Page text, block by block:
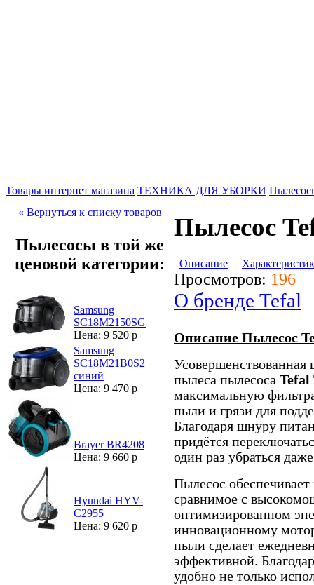
Товары интернет магазина ТЕХНИКА ДЛЯ УБОРКИ
« Вернуться к списку товаров
Пылесосы в той же
ценовой категории:
Samsung
SC18M2150SG
Цена: 9 520 р
Samsung
SC18M21B0S2
синий
Цена: 9 470 р
Brayer BR4208
Цена: 9 660 р
Hyundai HYV-
C2955
Цена: 9 620 р
Пылесос
Описание
Просмотров: 196
О бренде Tefal
Описание Пылесос
Усовершенствованная
пылеса пылесоса Tefal
максимальную
пыли и грязи для
Благодаря шнуру
придётся
один раз убраться
Пылесос обеспечивает
сравнимое с
оптимизированном
инновационному
пыли сделает
эффективной.
удобно не только